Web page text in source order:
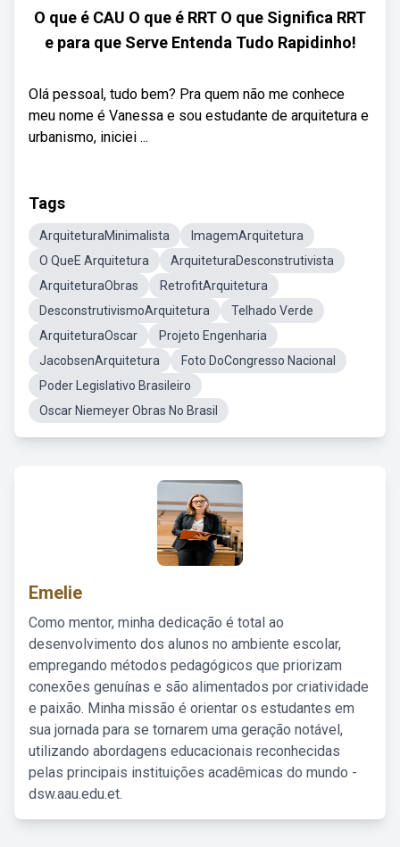
O que é CAU O que é RRT O que Significa RRT
e para que Serve Entenda Tudo Rapidinho!
Olá pessoal, tudo bem? Pra quem não me conhece
meu nome é Vanessa e sou estudante de arquitetura e
urbanismo, iniciei ...
Tags
ArquiteturaMinimalista
ImagemArquitetura
O QueE Arquitetura
ArquiteturaDesconstrutivista
ArquiteturaObras
RetrofitArquitetura
DesconstrutivismoArquitetura
Telhado Verde
ArquiteturaOscar
Projeto Engenharia
JacobsenArquitetura
Foto DoCongresso Nacional
Poder Legislativo Brasileiro
Oscar Niemeyer Obras No Brasil
Emelie
Como mentor, minha dedicação é total ao
desenvolvimento dos alunos no ambiente escolar,
empregando métodos pedagógicos que priorizam
conexões genuínas e são alimentados por criatividade
e paixão. Minha missão é orientar os estudantes em
sua jornada para se tornarem uma geração notável,
utilizando abordagens educacionais reconhecidas
pelas principais instituições acadêmicas do mundo -
dsw.aau.edu.et.